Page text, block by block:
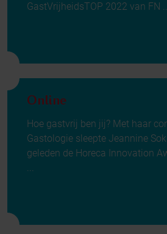
GastVrijheidsTOP 2022 van FN
Online
Hoe gastvrij ben jij? Met haar
Gastologie sleepte Jeannine
geleden de Horeca Innovation
...